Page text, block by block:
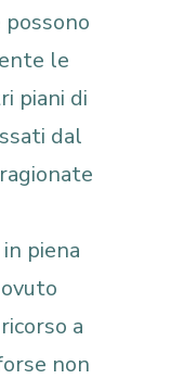
le
piani di
dal
piena
a
non